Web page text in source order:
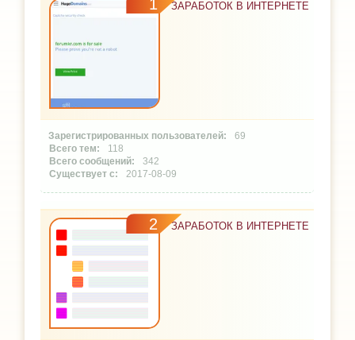
1 ЗАРАБОТОК В ИНТЕРНЕТЕ
69
118
342
2017-08-09
2 ЗАРАБОТОК В ИНТЕРНЕТЕ